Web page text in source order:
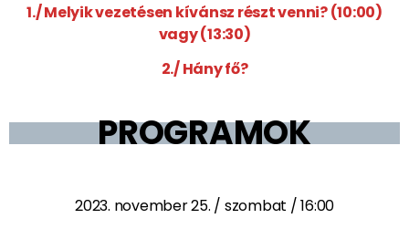
1./ Melyik vezetésen kívánsz részt venni? (10:00)
vagy (13:30)
2./ Hány fő?
PROGRAMOK
2023. november 25. / szombat / 16:00